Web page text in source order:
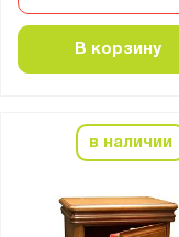
В корзину
в наличии
Страна
Германия
Производитель:
Меткон